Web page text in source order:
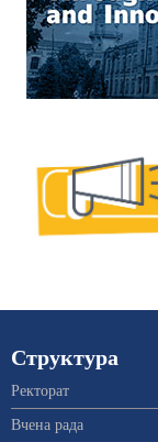
Структура
Ректорат
Вчена рада